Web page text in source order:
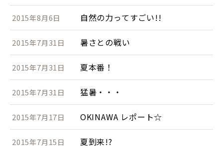
2015年8月6日 自然の力ってすごい!!
2015年7月31日 暑さとの戦い
2015年7月31日 夏本番！
2015年7月31日 猛暑・・・
2015年7月17日 OKINAWA レポート☆
2015年7月15日 夏到来!?